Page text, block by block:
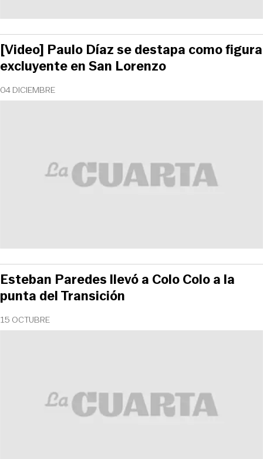
04 DICIEMBRE
[Video] Paulo Díaz se destapa como figura
excluyente en San Lorenzo
15 OCTUBRE
Esteban Paredes llevó a Colo Colo a la
punta del Transición